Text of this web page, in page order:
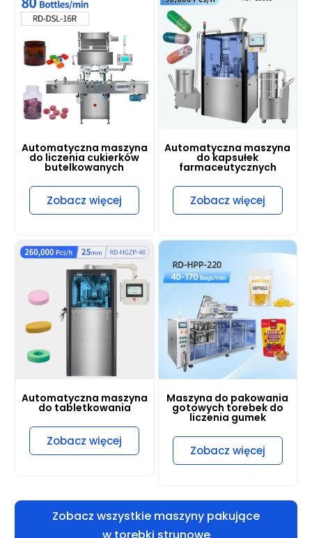
Automatyczna maszyna
do liczenia cukierków
butelkowanych
Zobacz więcej
Automatyczna maszyna
do kapsułek
farmaceutycznych
Zobacz więcej
Automatyczna maszyna
do tabletkowania
Zobacz więcej
Maszyna do pakowania
gotowych torebek do
liczenia gumek
Zobacz więcej
Zobacz wszystkie maszyny pakujące
w torebki strunowe